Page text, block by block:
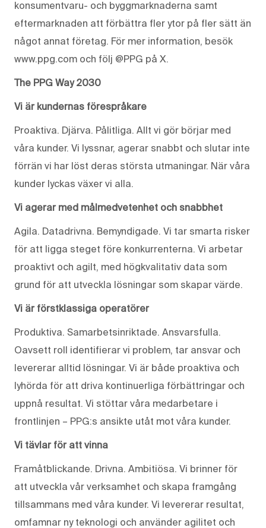
konsumentvaru- och byggmarknaderna samt
eftermarknaden att förbättra fler ytor på fler sätt än
något annat företag. För mer information, besök
www.ppg.com och följ @PPG på X.
The PPG Way 2030
Vi är kundernas förespråkare
Proaktiva. Djärva. Pålitliga. Allt vi gör börjar med
våra kunder. Vi lyssnar, agerar snabbt och slutar inte
förrän vi har löst deras största utmaningar. När våra
kunder lyckas växer vi alla.
Vi agerar med målmedvetenhet och snabbhet
Agila. Datadrivna. Bemyndigade. Vi tar smarta risker
för att ligga steget före konkurrenterna. Vi arbetar
proaktivt och agilt, med högkvalitativ data som
grund för att utveckla lösningar som skapar värde.
Vi är förstklassiga operatörer
Produktiva. Samarbetsinriktade. Ansvarsfulla.
Oavsett roll identifierar vi problem, tar ansvar och
levererar alltid lösningar. Vi är både proaktiva och
lyhörda för att driva kontinuerliga förbättringar och
uppnå resultat. Vi stöttar våra medarbetare i
frontlinjen – PPG:s ansikte utåt mot våra kunder.
Vi tävlar för att vinna
Framåtblickande. Drivna. Ambitiösa. Vi brinner för
att utveckla vår verksamhet och skapa framgång
tillsammans med våra kunder. Vi levererar resultat,
omfamnar ny teknologi och använder agilitet och